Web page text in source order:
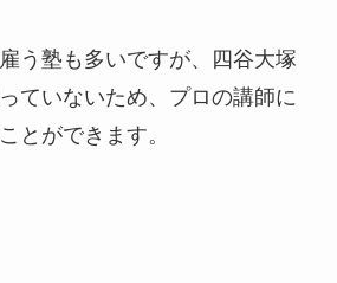
う塾も多いですが、四谷大塚
ていないため、プロの講師に
とができます。